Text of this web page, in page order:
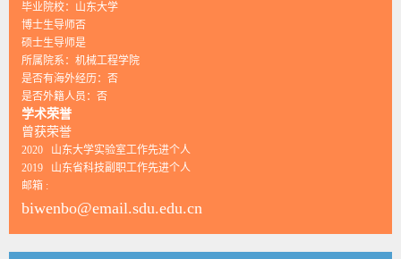
毕业院校：山东大学
博士生导师否
硕士生导师是
所属院系：机械工程学院
是否有海外经历：否
是否外籍人员：否
学术荣誉
曾获荣誉
2020 山东大学实验室工作先进个人
2019 山东省科技副职工作先进个人
邮箱 :
biwenbo@email.sdu.edu.cn